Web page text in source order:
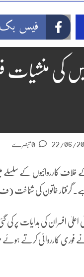
فیس بک
کی
22/06/
کارروائیوں کے سلسلے
ہے۔ گرفتار خاتون کی
افسران کی ہدایات پر کی
فوری کارروائی کرتے ہوئے